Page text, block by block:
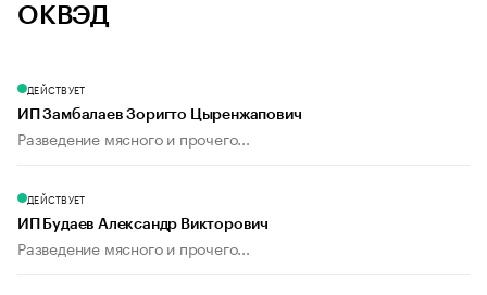
ОКВЭД
ДЕЙСТВУЕТ
ИП Замбалаев Зоригто Цыренжапович
Разведение мясного и прочего...
ДЕЙСТВУЕТ
ИП Будаев Александр Викторович
Разведение мясного и прочего...